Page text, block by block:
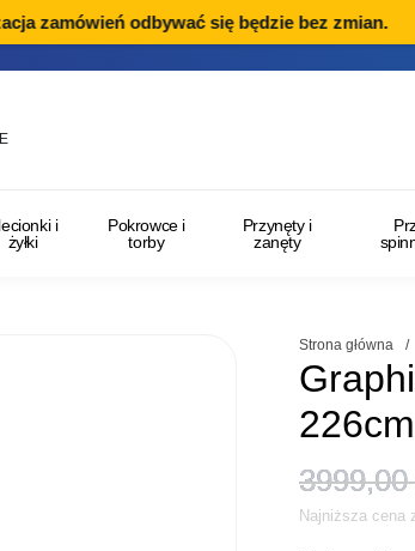
zamówień odbywać się będzie bez zmian.
i
żyłki
Pokrowce i
torby
Przynęty i
zanęty
Strona główna /
Najniższa cena